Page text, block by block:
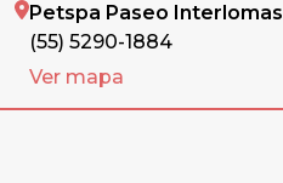
Petspa Paseo Interlomas
(55) 5290-1884
Ver mapa